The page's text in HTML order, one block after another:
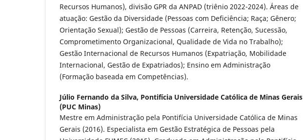
Recursos Humanos), divisão GPR da ANPAD (triênio 2022-2024). Áreas de
atuação: Gestão da Diversidade (Pessoas com Deficiência; Raça; Gênero;
Orientação Sexual); Gestão de Pessoas (Carreira, Retenção, Sucessão,
Comprometimento Organizacional, Qualidade de Vida no Trabalho);
Gestão Internacional de Recursos Humanos (Expatriação, Mobilidade
Internacional, Gestão de Expatriados); Ensino em Administração
(Formação baseada em Competências).
Júlio Fernando da Silva, Pontifícia Universidade Católica de Minas Gerais
(PUC Minas)
Mestre em Administração pela Pontifícia Universidade Católica de Minas
Gerais (2016). Especialista em Gestão Estratégica de Pessoas pela